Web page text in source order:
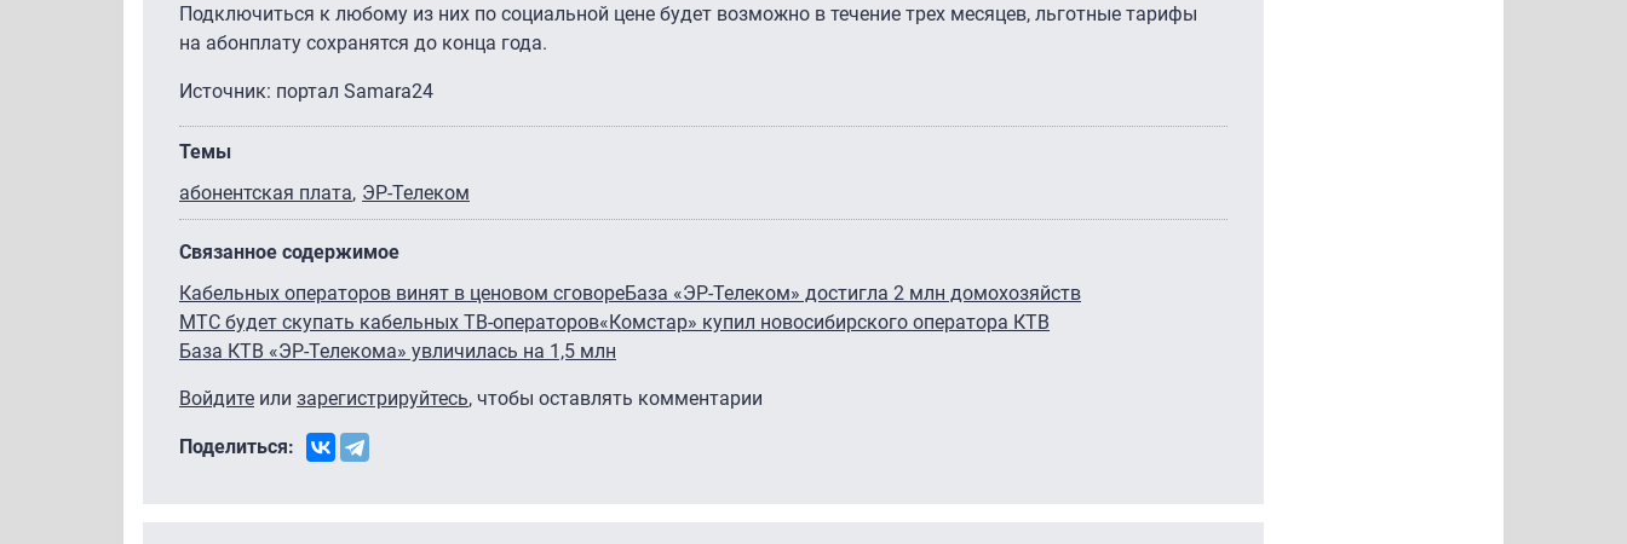
Подключиться к любому из них по социальной цене будет возможно в течение трех месяцев, льготные тарифы
на абонплату сохранятся до конца года.
Источник: портал Samara24
Темы
абонентская плата ЭР-Телеком
Связанное содержимое
Кабельных операторов винят в ценовом сговореБаза «ЭР-Телеком» достигла 2 млн домохозяйств
МТС будет скупать кабельных ТВ-операторов«Комстар» купил новосибирского оператора КТВ
База КТВ «ЭР-Телекома» увличилась на 1,5 млн
Войдите или зарегистрируйтесь, чтобы оставлять комментарии
Поделиться: